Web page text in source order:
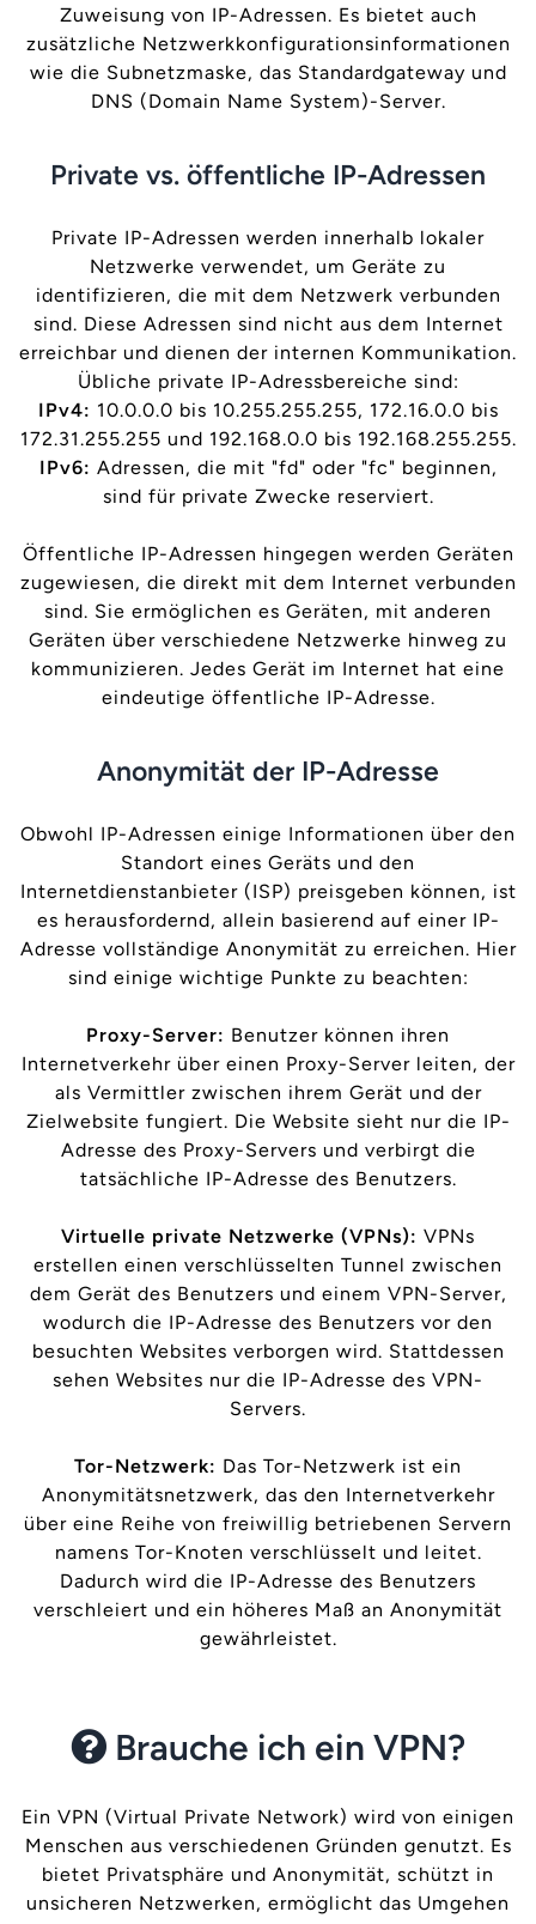
Zuweisung von IP-Adressen. Es bietet auch
zusätzliche Netzwerkkonfigurationsinformationen
wie die Subnetzmaske, das Standardgateway und
DNS (Domain Name System)-Server.
Private vs. öffentliche IP-Adressen
Private IP-Adressen werden innerhalb lokaler
Netzwerke verwendet, um Geräte zu
identifizieren, die mit dem Netzwerk verbunden
sind. Diese Adressen sind nicht aus dem Internet
erreichbar und dienen der internen Kommunikation.
Übliche private IP-Adressbereiche sind:
IPv4: 10.0.0.0 bis 10.255.255.255, 172.16.0.0 bis
172.31.255.255 und 192.168.0.0 bis 192.168.255.255.
IPv6: Adressen, die mit "fd" oder "fc" beginnen,
sind für private Zwecke reserviert.
Öffentliche IP-Adressen hingegen werden Geräten
zugewiesen, die direkt mit dem Internet verbunden
sind. Sie ermöglichen es Geräten, mit anderen
Geräten über verschiedene Netzwerke hinweg zu
kommunizieren. Jedes Gerät im Internet hat eine
eindeutige öffentliche IP-Adresse.
Anonymität der IP-Adresse
Obwohl IP-Adressen einige Informationen über den
Standort eines Geräts und den
Internetdienstanbieter (ISP) preisgeben können, ist
es herausfordernd, allein basierend auf einer IP-
Adresse vollständige Anonymität zu erreichen. Hier
sind einige wichtige Punkte zu beachten:
Proxy-Server: Benutzer können ihren
Internetverkehr über einen Proxy-Server leiten, der
als Vermittler zwischen ihrem Gerät und der
Zielwebsite fungiert. Die Website sieht nur die IP-
Adresse des Proxy-Servers und verbirgt die
tatsächliche IP-Adresse des Benutzers.
Virtuelle private Netzwerke (VPNs): VPNs
erstellen einen verschlüsselten Tunnel zwischen
dem Gerät des Benutzers und einem VPN-Server,
wodurch die IP-Adresse des Benutzers vor den
besuchten Websites verborgen wird. Stattdessen
sehen Websites nur die IP-Adresse des VPN-
Servers.
Tor-Netzwerk: Das Tor-Netzwerk ist ein
Anonymitätsnetzwerk, das den Internetverkehr
über eine Reihe von freiwillig betriebenen Servern
namens Tor-Knoten verschlüsselt und leitet.
Dadurch wird die IP-Adresse des Benutzers
verschleiert und ein höheres Maß an Anonymität
gewährleistet.
Brauche ich ein VPN?
Ein VPN (Virtual Private Network) wird von einigen
Menschen aus verschiedenen Gründen genutzt. Es
bietet Privatsphäre und Anonymität, schützt in
unsicheren Netzwerken, ermöglicht das Umgehen